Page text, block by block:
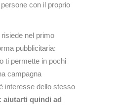
con il proprio
nel primo
pubblicitaria:
ti permette in pochi
campagna
interesse dello stesso
aiutarti quindi ad